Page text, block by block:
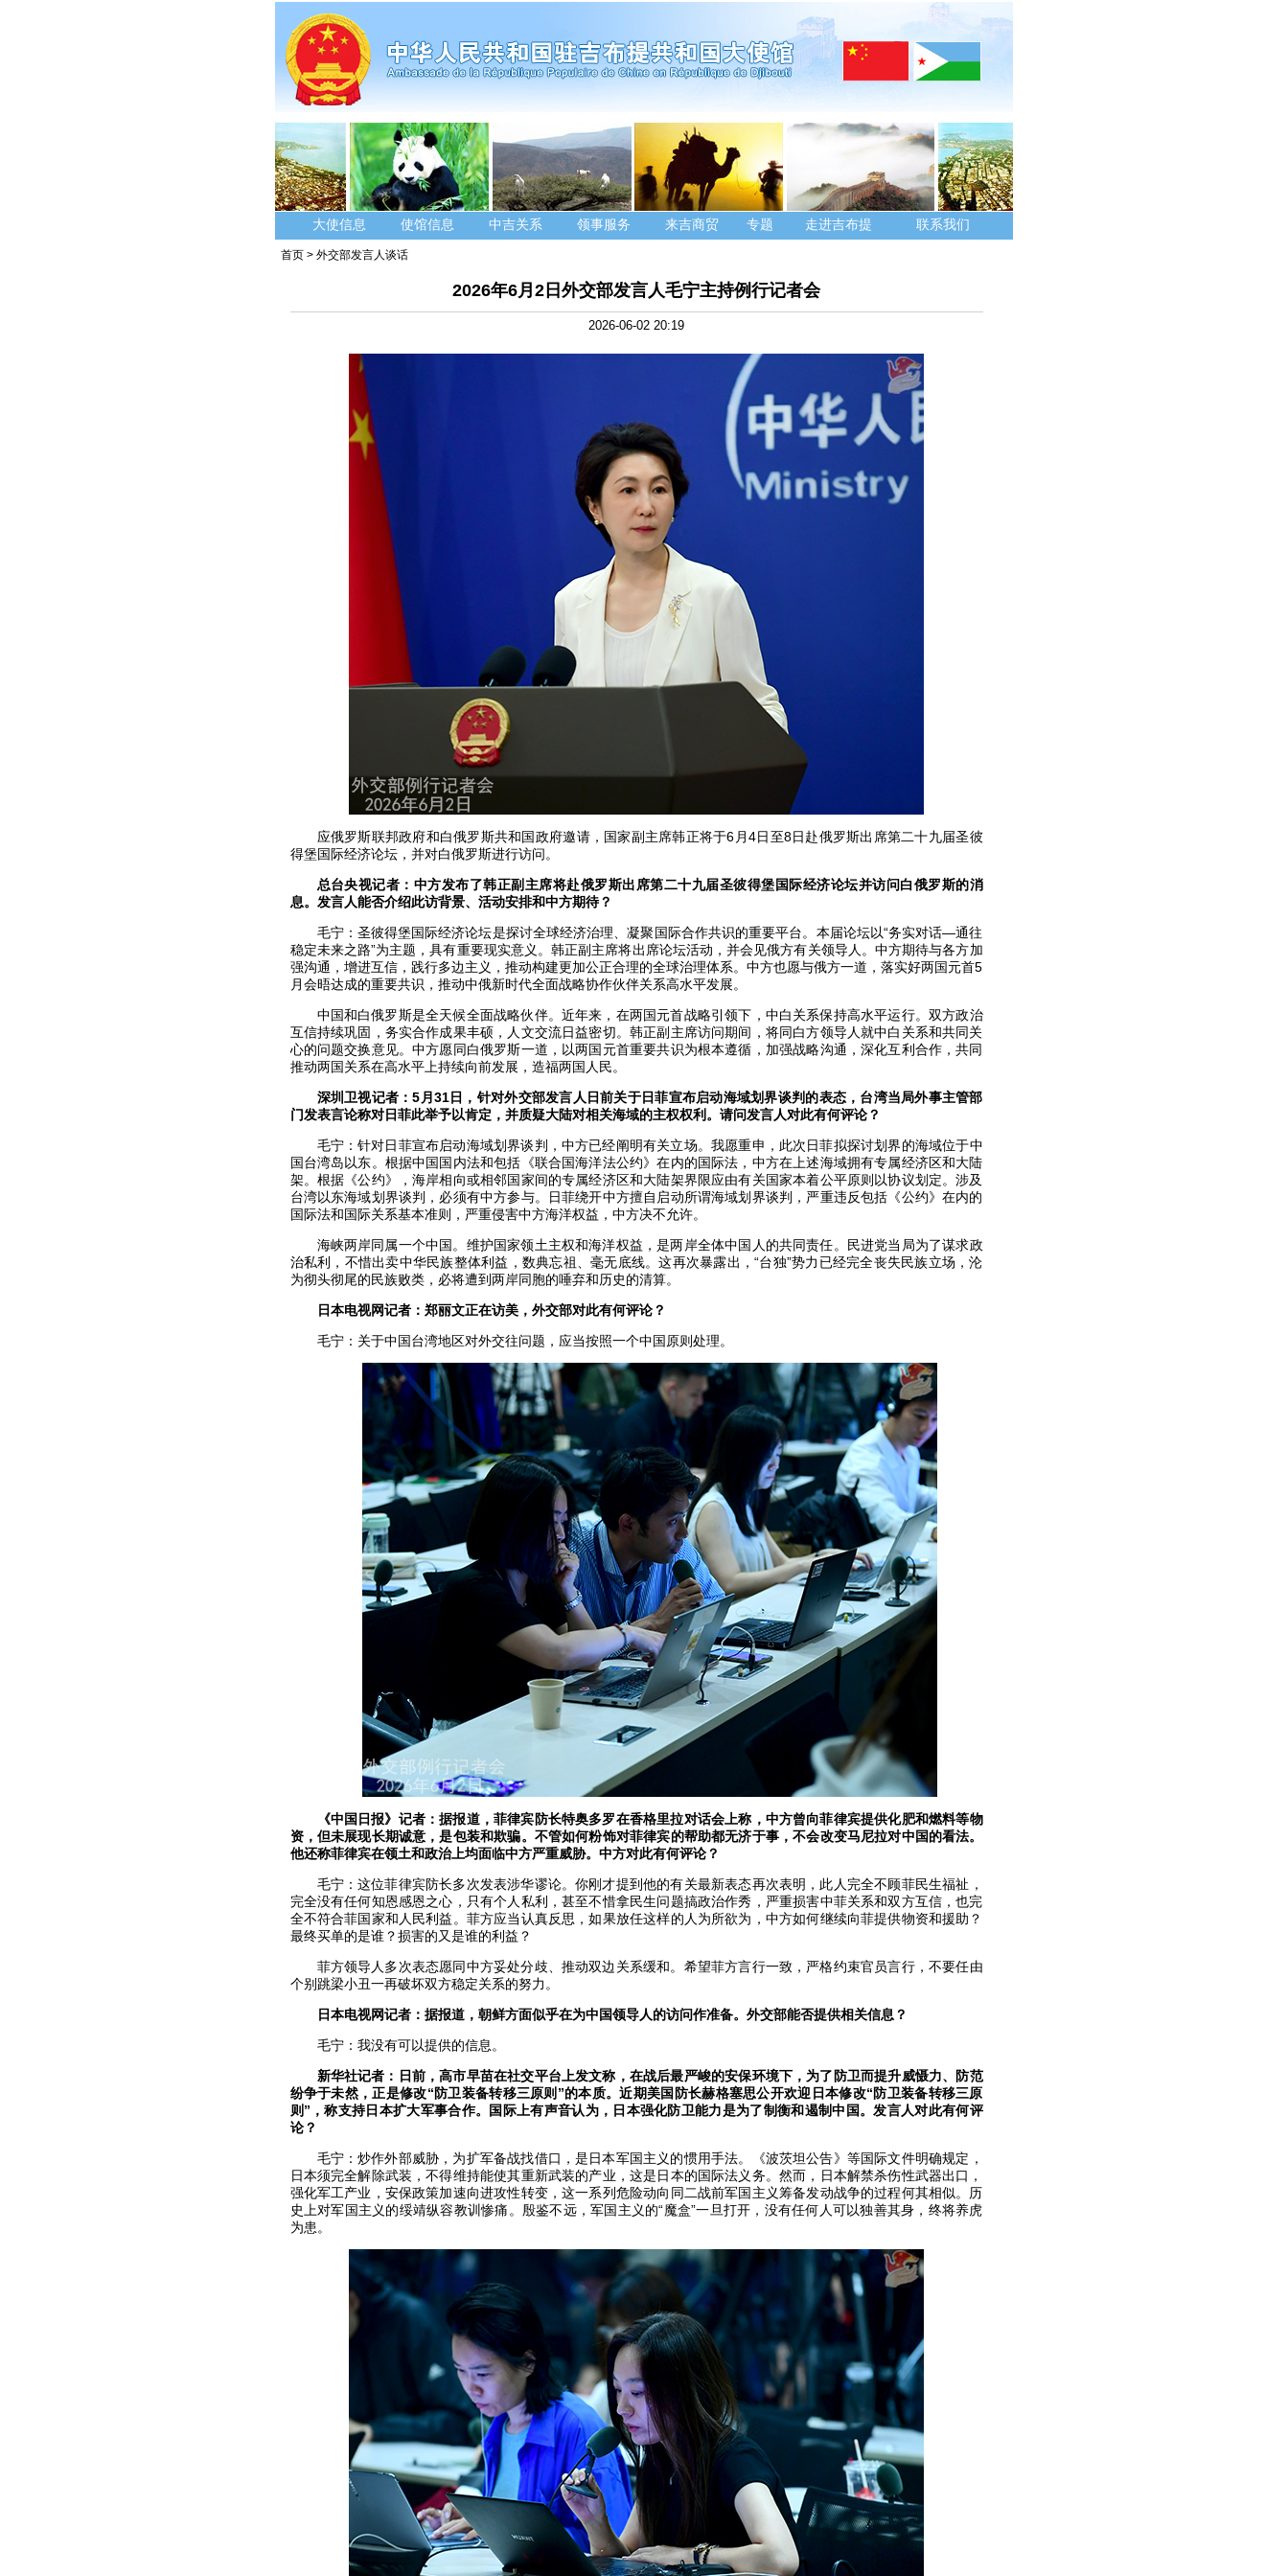
大使信息 使馆信息 中吉关系 领事服务 来吉商贸 专题 走进吉布提 联系我们
首页 > 外交部发言人谈话
2026年6月2日外交部发言人毛宁主持例行记者会
2026-06-02 20:19
应俄罗斯联邦政府和白俄罗斯共和国政府邀请，国家副主席韩正将于6月4日至8日赴俄罗斯出席第二十九届圣彼
得堡国际经济论坛，并对白俄罗斯进行访问。
总台央视记者：中方发布了韩正副主席将赴俄罗斯出席第二十九届圣彼得堡国际经济论坛并访问白俄罗斯的消
息。发言人能否介绍此访背景、活动安排和中方期待？
毛宁：圣彼得堡国际经济论坛是探讨全球经济治理、凝聚国际合作共识的重要平台。本届论坛以“务实对话—通往
稳定未来之路”为主题，具有重要现实意义。韩正副主席将出席论坛活动，并会见俄方有关领导人。中方期待与各方加
强沟通，增进互信，践行多边主义，推动构建更加公正合理的全球治理体系。中方也愿与俄方一道，落实好两国元首5
月会晤达成的重要共识，推动中俄新时代全面战略协作伙伴关系高水平发展。
中国和白俄罗斯是全天候全面战略伙伴。近年来，在两国元首战略引领下，中白关系保持高水平运行。双方政治
互信持续巩固，务实合作成果丰硕，人文交流日益密切。韩正副主席访问期间，将同白方领导人就中白关系和共同关
心的问题交换意见。中方愿同白俄罗斯一道，以两国元首重要共识为根本遵循，加强战略沟通，深化互利合作，共同
推动两国关系在高水平上持续向前发展，造福两国人民。
深圳卫视记者：5月31日，针对外交部发言人日前关于日菲宣布启动海域划界谈判的表态，台湾当局外事主管部
门发表言论称对日菲此举予以肯定，并质疑大陆对相关海域的主权权利。请问发言人对此有何评论？
毛宁：针对日菲宣布启动海域划界谈判，中方已经阐明有关立场。我愿重申，此次日菲拟探讨划界的海域位于中
国台湾岛以东。根据中国国内法和包括《联合国海洋法公约》在内的国际法，中方在上述海域拥有专属经济区和大陆
架。根据《公约》，海岸相向或相邻国家间的专属经济区和大陆架界限应由有关国家本着公平原则以协议划定。涉及
台湾以东海域划界谈判，必须有中方参与。日菲绕开中方擅自启动所谓海域划界谈判，严重违反包括《公约》在内的
国际法和国际关系基本准则，严重侵害中方海洋权益，中方决不允许。
海峡两岸同属一个中国。维护国家领土主权和海洋权益，是两岸全体中国人的共同责任。民进党当局为了谋求政
治私利，不惜出卖中华民族整体利益，数典忘祖、毫无底线。这再次暴露出，“台独”势力已经完全丧失民族立场，沦
为彻头彻尾的民族败类，必将遭到两岸同胞的唾弃和历史的清算。
日本电视网记者：郑丽文正在访美，外交部对此有何评论？
毛宁：关于中国台湾地区对外交往问题，应当按照一个中国原则处理。
《中国日报》记者：据报道，菲律宾防长特奥多罗在香格里拉对话会上称，中方曾向菲律宾提供化肥和燃料等物
资，但未展现长期诚意，是包装和欺骗。不管如何粉饰对菲律宾的帮助都无济于事，不会改变马尼拉对中国的看法。
他还称菲律宾在领土和政治上均面临中方严重威胁。中方对此有何评论？
毛宁：这位菲律宾防长多次发表涉华谬论。你刚才提到他的有关最新表态再次表明，此人完全不顾菲民生福祉，
完全没有任何知恩感恩之心，只有个人私利，甚至不惜拿民生问题搞政治作秀，严重损害中菲关系和双方互信，也完
全不符合菲国家和人民利益。菲方应当认真反思，如果放任这样的人为所欲为，中方如何继续向菲提供物资和援助？
最终买单的是谁？损害的又是谁的利益？
菲方领导人多次表态愿同中方妥处分歧、推动双边关系缓和。希望菲方言行一致，严格约束官员言行，不要任由
个别跳梁小丑一再破坏双方稳定关系的努力。
日本电视网记者：据报道，朝鲜方面似乎在为中国领导人的访问作准备。外交部能否提供相关信息？
毛宁：我没有可以提供的信息。
新华社记者：日前，高市早苗在社交平台上发文称，在战后最严峻的安保环境下，为了防卫而提升威慑力、防范
纷争于未然，正是修改“防卫装备转移三原则”的本质。近期美国防长赫格塞思公开欢迎日本修改“防卫装备转移三原
则”，称支持日本扩大军事合作。国际上有声音认为，日本强化防卫能力是为了制衡和遏制中国。发言人对此有何评
论？
毛宁：炒作外部威胁，为扩军备战找借口，是日本军国主义的惯用手法。《波茨坦公告》等国际文件明确规定，
日本须完全解除武装，不得维持能使其重新武装的产业，这是日本的国际法义务。然而，日本解禁杀伤性武器出口，
强化军工产业，安保政策加速向进攻性转变，这一系列危险动向同二战前军国主义筹备发动战争的过程何其相似。历
史上对军国主义的绥靖纵容教训惨痛。殷鉴不远，军国主义的“魔盒”一旦打开，没有任何人可以独善其身，终将养虎
为患。